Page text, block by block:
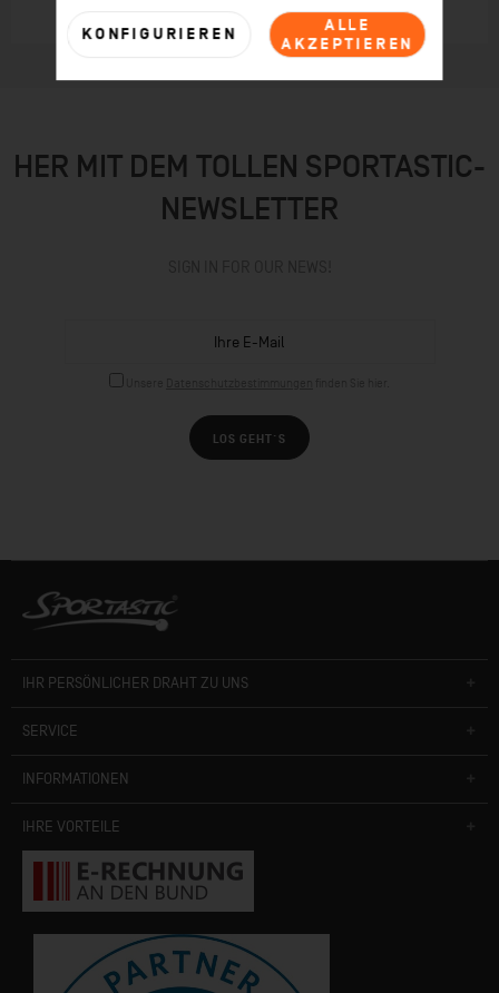
HER MIT DEM TOLLEN SPORTASTIC-
NEWSLETTER
LOS GEHT´S
IHR PERSÖNLICHER DRAHT ZU UNS
SERVICE
INFORMATIONEN
IHRE VORTEILE
ALLE
AKZEPTIEREN
KONFIGURIEREN